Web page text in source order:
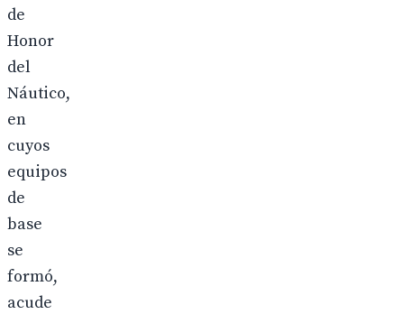
de
Honor
del
Náutico,
en
cuyos
equipos
de
base
se
formó,
acude